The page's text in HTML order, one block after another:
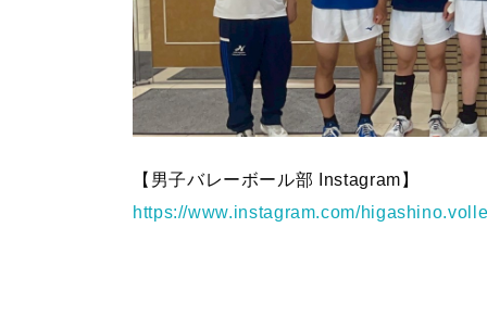
【男子バレーボール部 Instagram】
https://www.instagram.com/